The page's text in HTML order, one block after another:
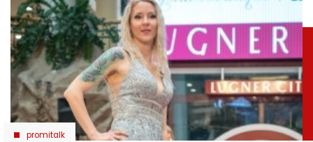
promitalk